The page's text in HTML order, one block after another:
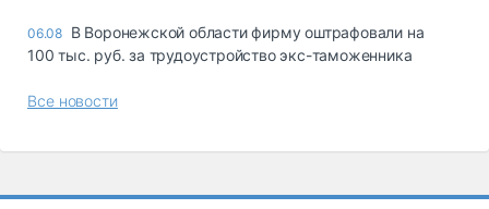
06.08 В Воронежской области фирму оштрафовали на
100 тыс. руб. за трудоустройство экс-таможенника
Все новости